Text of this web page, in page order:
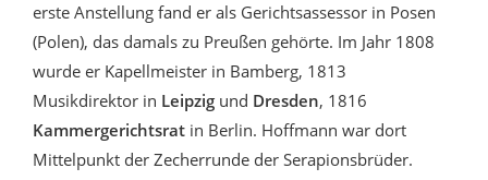
erste Anstellung fand er als Gerichtsassessor in Posen
(Polen), das damals zu Preußen gehörte. Im Jahr 1808
wurde er Kapellmeister in Bamberg, 1813
Musikdirektor in Leipzig und Dresden, 1816
Kammergerichtsrat in Berlin. Hoffmann war dort
Mittelpunkt der Zecherrunde der Serapionsbrüder.